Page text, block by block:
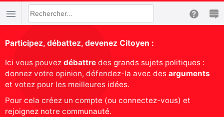
Participez, débattez, devenez Citoyen :
Ici vous pouvez débattre des grands sujets politiques :
donnez votre opinion, défendez-la avec des arguments
et votez pour les meilleures idées.
Pour cela créez un compte (ou connectez-vous) et
rejoignez notre communauté.